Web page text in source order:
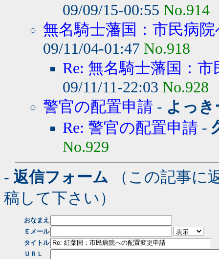
09/09/15-00:55 No.914
無名騎士藩国：市民病
09/11/04-01:47 No.918
Re: 無名騎士藩国：
09/11/11-22:03 No.928
警官の配置申請 - よっ
Re: 警官の配置申請 -
No.929
- 返信フォーム （この記事に
稿して下さい）
おなまえ
Ｅメール
タイトル
ＵＲＬ